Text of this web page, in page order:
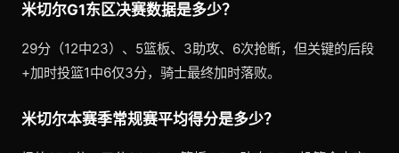
米切尔G1东区决赛数据是多少？
29分（12中23）、5篮板、3助攻、6次抢断，但关键的后段
+加时投篮1中6仅3分，骑士最终加时落败。
米切尔本赛季常规赛平均得分是多少？